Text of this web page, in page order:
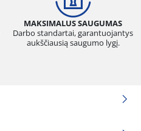
MAKSIMALUS SAUGUMAS
Darbo standartai, garantuojantys
aukščiausią saugumo lygį.